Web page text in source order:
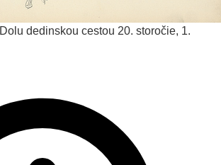
Dolu dedinskou cestou 20. storočie, 1.